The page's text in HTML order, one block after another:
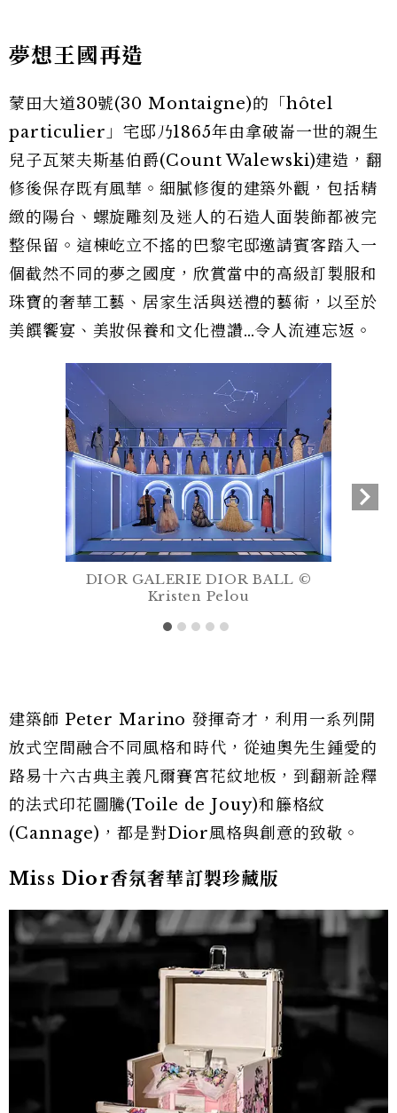
夢想王國再造
蒙田大道30號(30 Montaigne)的「hôtel
particulier」宅邸乃1865年由拿破崙一世的親生
兒子瓦萊夫斯基伯爵(Count Walewski)建造，翻
修後保存既有風華。細膩修復的建築外觀，包括精
緻的陽台、螺旋雕刻及迷人的石造人面裝飾都被完
整保留。這棟屹立不搖的巴黎宅邸邀請賓客踏入一
個截然不同的夢之國度，欣賞當中的高級訂製服和
珠寶的奢華工藝、居家生活與送禮的藝術，以至於
美饌饗宴、美妝保養和文化禮讚…令人流連忘返。
DIOR GALERIE DIOR BALL ©
Kristen Pelou
建築師 Peter Marino 發揮奇才，利用一系列開
放式空間融合不同風格和時代，從迪奧先生鍾愛的
路易十六古典主義凡爾賽宮花紋地板，到翻新詮釋
的法式印花圖騰(Toile de Jouy)和籐格紋
(Cannage)，都是對Dior風格與創意的致敬。
Miss Dior香氛奢華訂製珍藏版